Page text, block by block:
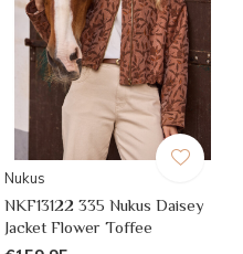
Nukus
NKF13122 335 Nukus Daisey
Jacket Flower Toffee